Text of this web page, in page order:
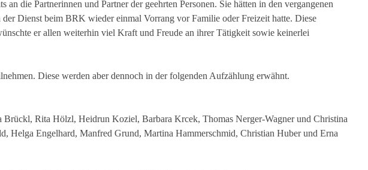
die Partnerinnen und Partner der geehrten Personen. Sie hätten in den vergangenen
Dienst beim BRK wieder einmal Vorrang vor Familie oder Freizeit hatte. Diese
er allen weiterhin viel Kraft und Freude an ihrer Tätigkeit sowie keinerlei
Diese werden aber dennoch in der folgenden Aufzählung erwähnt.
Brückl, Rita Hölzl, Heidrun Koziel, Barbara Krcek, Thomas Nerger-Wagner und Christina
Helga Engelhard, Manfred Grund, Martina Hammerschmid, Christian Huber und Erna